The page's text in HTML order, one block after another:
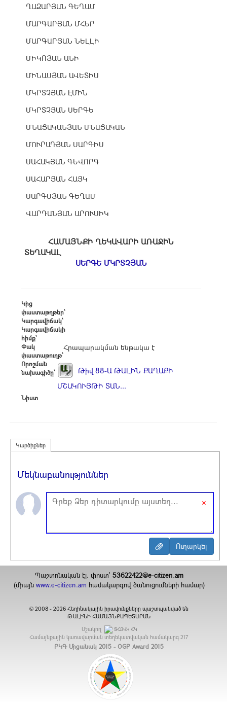
ՂԱԶԱՐՅԱՆ ԳԵՂԱՄ
ՄԱՐԳԱՐՅԱՆ ՄՀԵՐ
ՄԱՐԳԱՐՅԱՆ ՆԵԼԼԻ
ՄԻԿՈՅԱՆ ԱՆԻ
ՄԻՆԱՍՅԱՆ ԱՎԵՏԻՍ
ՄԿՐՏՉՅԱՆ ԷՄԻՆ
ՄԿՐՏՉՅԱՆ ՍԵՐԳԵ
ՄՆԱՑԱԿԱՆՅԱՆ ՄՆԱՑԱԿԱՆ
ՄՈՒՐԱԴՅԱՆ ՍԱՐԳԻՍ
ՍԱՀԱԿՅԱՆ ԳԵՎՈՐԳ
ՍԱՀԱՐՅԱՆ ՀԱՅԿ
ՍԱՐԳՍՅԱՆ ԳԵՂԱՄ
ՎԱՐԴԱՆՅԱՆ ԱՐՈՒՍԻԿ
ՀԱՄԱՅՆՔԻ ՂԵԿԱՎԱՐԻ ԱՌԱՋԻՆ
ՏԵՂԱԿԱԼ
ՍԵՐԳԵ ՄԿՐՏՉՅԱՆ
Կից
փաստաթղթեր՝
Կարգավիճակ՝
Կարգավիճակի
հիմք՝
Փակ
փաստաթուղթ՝
Հրապարակման ենթակա է
Որոշման
նախագիծը՝
Թիվ 88-Ա ԹԱԼԻՆ ՔԱՂԱՔԻ
ՄՇԱԿՈՒՅԹԻ ՏԱՆ...
Նիստ
Կարծիքներ
Մեկնաբանություններ
×
Պաշտոնական էլ. փոստ`53622422@e-citizen.am
(միայն www.e-citizen.am համակարգով ծանուցումների համար)
© 2008 -2026 Հեղինակային իրավունքները պաշտպանված են
ԹԱԼԻՆԻ ՀԱՄԱՅՆՔԱՊԵՏԱՐԱՆ
Մշակող
ՏՀԶՎԿ ՀԿ
Համայնքային կառավարման տեղեկատվական համակարգ 217
ԲԿԳ Մրցանակ 2015 - OGP Award 2015